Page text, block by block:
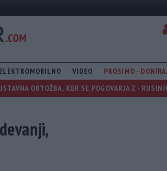
ELEKTROMOBILNO VIDEO
PROSIMO -
OBTOŽBA, KER SE POGOVARJA Z -